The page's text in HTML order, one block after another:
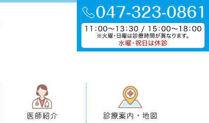
医師紹介 診療案内・地図